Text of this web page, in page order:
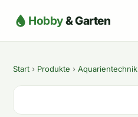
Hobby& Garten
Start › Produkte › Aquarientechnik